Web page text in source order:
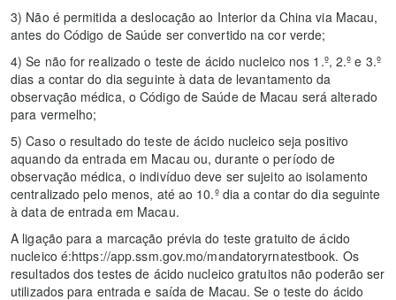
3) Não é permitida a deslocação ao Interior da China via Macau,
antes do Código de Saúde ser convertido na cor verde;
4) Se não for realizado o teste de ácido nucleico nos 1.º, 2.º e 3.º
dias a contar do dia seguinte à data de levantamento da
observação médica, o Código de Saúde de Macau será alterado
para vermelho;
5) Caso o resultado do teste de ácido nucleico seja positivo
aquando da entrada em Macau ou, durante o período de
observação médica, o indivíduo deve ser sujeito ao isolamento
centralizado pelo menos, até ao 10.º dia a contar do dia seguinte
à data de entrada em Macau.
A ligação para a marcação prévia do teste gratuito de ácido
nucleico é:https://app.ssm.gov.mo/mandatoryrnatestbook. Os
resultados dos testes de ácido nucleico gratuitos não poderão ser
utilizados para entrada e saída de Macau. Se o teste do ácido